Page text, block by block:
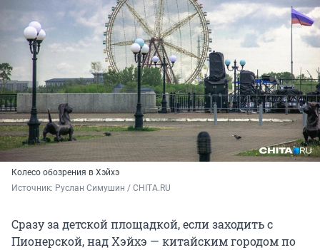
Колесо обозрения в Хэйхэ
Источник: Руслан Симушин / CHITA.RU
Сразу за детской площадкой, если заходить с
Пионерской, над Хэйхэ — китайским городом по